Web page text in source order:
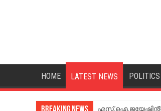
HOME LATEST NEWS POLITICS